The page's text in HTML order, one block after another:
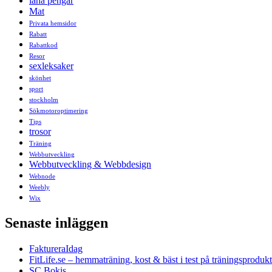
Mat
Privata hemsidor
Rabatt
Rabattkod
Resor
sexleksaker
skönhet
sport
stockholm
Sökmotoroptimering
Tips
trosor
Träning
Webbutveckling
Webbutveckling & Webbdesign
Webnode
Weebly
Wix
Senaste inläggen
FaktureraIdag
FitLife.se – hemmaträning, kost & bäst i test på